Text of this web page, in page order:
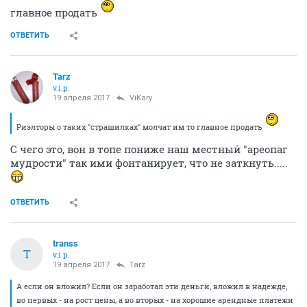
главное продать
ОТВЕТИТЬ
Tarz
v.i.p.
19 апреля 2017 ViKary
Риэлторы о таких "страшилках" молчат им то главное продать
С чего это, вон в топе пониже наш местный "ареопаг
мудрости" так ими фонтанирует, что не заткнуть.....
ОТВЕТИТЬ
T
transs
v.i.p.
19 апреля 2017 Tarz
А если он вложил? Если он заработал эти деньги, вложил в надежде,
во первых - на рост цены, а во вторых - на хорошие арендные платежи